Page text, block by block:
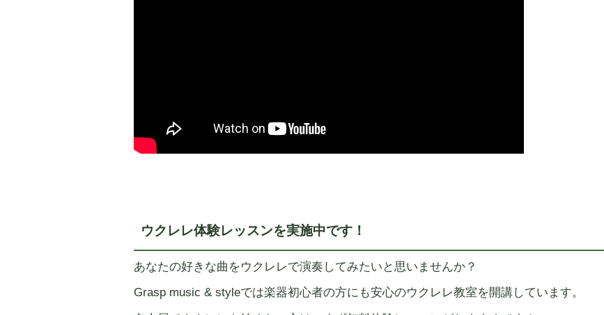
ウクレレ体験レッスンを実施中です！
あなたの好きな曲をウクレレで演奏してみたいと思いませんか？
Grasp music & styleでは楽器初心者の方にも安心のウクレレ教室を開講しています。